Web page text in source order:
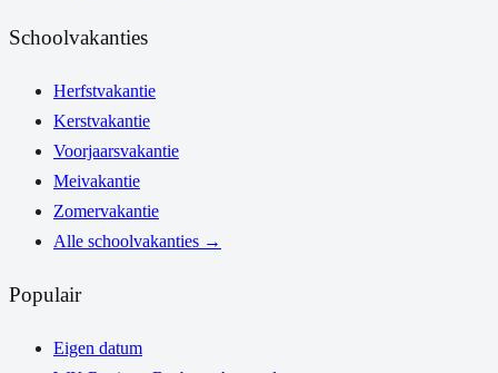
Schoolvakanties
Herfstvakantie
Kerstvakantie
Voorjaarsvakantie
Meivakantie
Zomervakantie
Alle schoolvakanties →
Populair
Eigen datum